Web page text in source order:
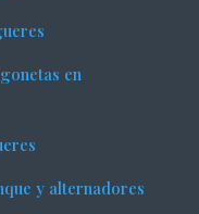
en
y alternadores